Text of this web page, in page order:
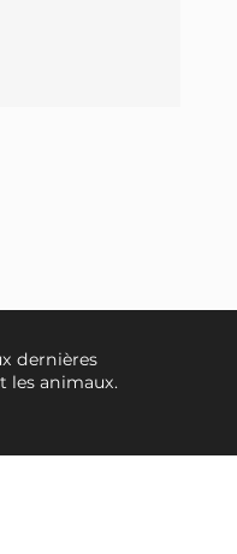
dernières
les animaux.